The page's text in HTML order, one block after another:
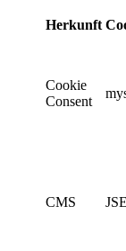
Herkunft
Cookie
Consent
CMS